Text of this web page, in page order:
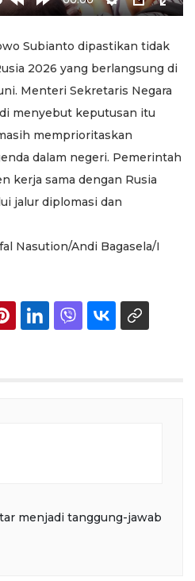
Rewind
10s
Forward
10s
Settings
PIP
Subianto dipastikan tidak
2026 yang berlangsung di
Menteri Sekretaris Negara
menyebut keputusan itu
memprioritaskan
dalam negeri. Pemerintah
kerja sama dengan Rusia
jalur diplomasi dan
Nasution/Andi Bagasela/I
menjadi tanggung-jawab